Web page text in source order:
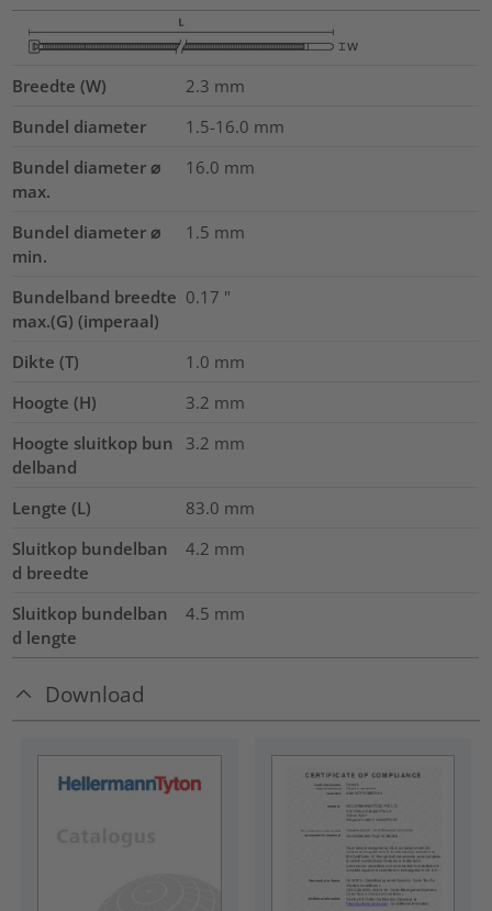
Breedte (W) 2.3 mm
Bundel diameter
1.5-16.0 mm
Bundel diameter ⌀
max.
16.0 mm
Bundel diameter ⌀
min.
1.5 mm
Bundelband breedte
max.(G) (imperaal)
0.17 "
Dikte (T) 1.0 mm
Hoogte (H)
3.2 mm
Hoogte sluitkop bun
delband
3.2 mm
Lengte (L) 83.0 mm
Sluitkop bundelban
d breedte
4.2 mm
Sluitkop bundelban
d lengte
4.5 mm
Download